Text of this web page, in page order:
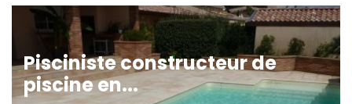
Pisciniste constructeur de
piscine en...